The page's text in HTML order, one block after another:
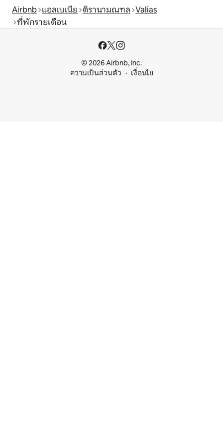
Airbnb แอลเบเนีย ติรานามณฑล Valias
ที่พักรายเดือน
© 2026 Airbnb, Inc.
ความเป็นส่วนตัว
เงื่อนไข